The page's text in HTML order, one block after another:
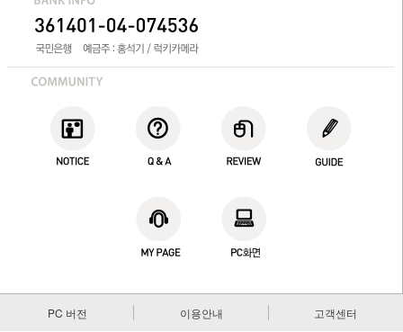
PC 버전 이용안내 고객센터